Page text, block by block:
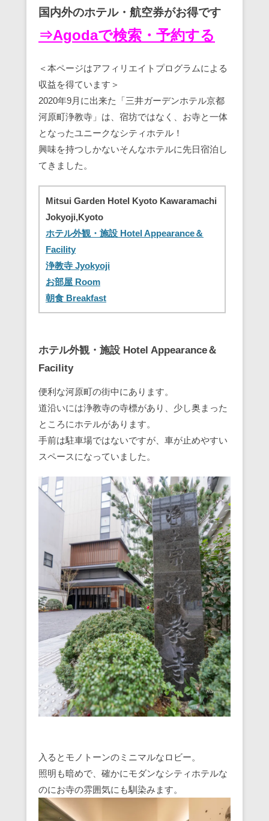
国内外のホテル・航空券がお得です
⇒Agodaで検索・予約する
＜本ページはアフィリエイトプログラムによる
収益を得ています＞
2020年9月に出来た「三井ガーデンホテル京都
河原町浄教寺」は、宿坊ではなく、お寺と一体
となったユニークなシティホテル！
興味を持つしかないそんなホテルに先日宿泊し
てきました。
Mitsui Garden Hotel Kyoto Kawaramachi
Jokyoji,Kyoto
ホテル外観・施設 Hotel Appearance＆
Facility
浄教寺 Jyokyoji
お部屋 Room
朝食 Breakfast
ホテル外観・施設 Hotel Appearance＆
Facility
便利な河原町の街中にあります。
道沿いには浄教寺の寺標があり、少し奥まった
ところにホテルがあります。
手前は駐車場ではないですが、車が止めやすい
スペースになっていました。
入るとモノトーンのミニマルなロビー。
照明も暗めで、確かにモダンなシティホテルな
のにお寺の雰囲気にも馴染みます。